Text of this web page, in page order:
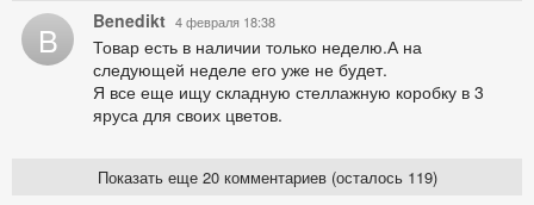
B Benedikt 4 февраля 18:38
Товар есть в наличии только неделю.А на
следующей неделе его уже не будет.
Я все еще ищу складную стеллажную коробку в 3
яруса для своих цветов.
Показать еще 20 комментариев (осталось 119)